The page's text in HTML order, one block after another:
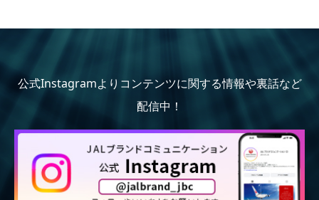
公式Instagramよりコンテンツに関する情報や裏話など
配信中！